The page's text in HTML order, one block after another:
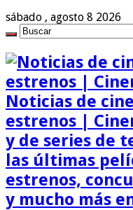
sábado , agosto 8 2026
Noticias de
estrenos |
y de series de
las últimas
estrenos,
y mucho más